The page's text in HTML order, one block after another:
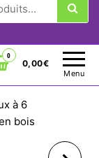
Menu
0
0,00€
à 6
bois